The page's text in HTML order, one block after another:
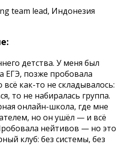
team lead, Индонезия
детства. У меня был
ЕГЭ, позже пробовала
как-то не складывалось:
то не набиралась группа.
онлайн-школа, где мне
но он ушёл — и всё
нейтивов — но это
клуб: без системы, без